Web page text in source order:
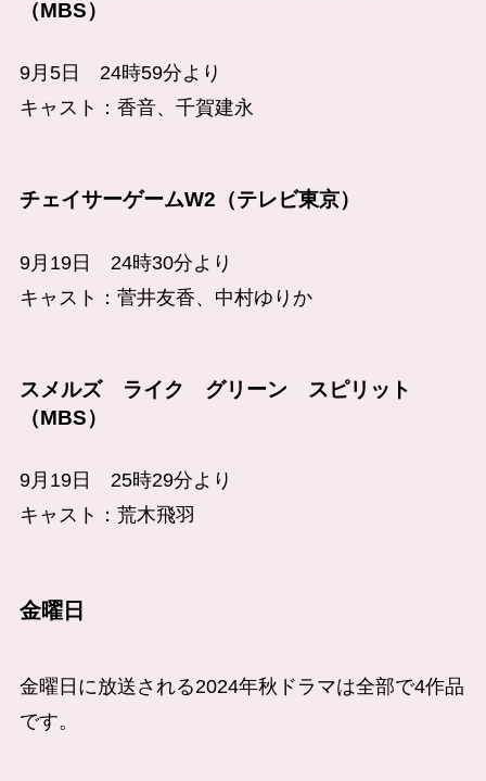
（MBS）
9月5日 24時59分より
キャスト：香音、千賀建永
チェイサーゲームW2（テレビ東京）
9月19日 24時30分より
キャスト：菅井友香、中村ゆりか
スメルズ ライク グリーン スピリット
（MBS）
9月19日 25時29分より
キャスト：荒木飛羽
金曜日
金曜日に放送される2024年秋ドラマは全部で4作品
です。